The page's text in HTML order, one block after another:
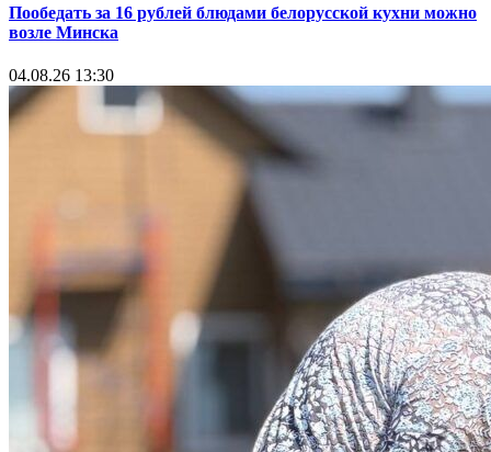
Пообедать за 16 рублей блюдами белорусской кухни можно
возле Минска
04.08.26 13:30